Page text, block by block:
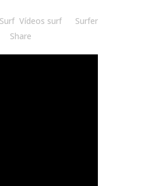
Surf Vídeos surf
Surfer
Share